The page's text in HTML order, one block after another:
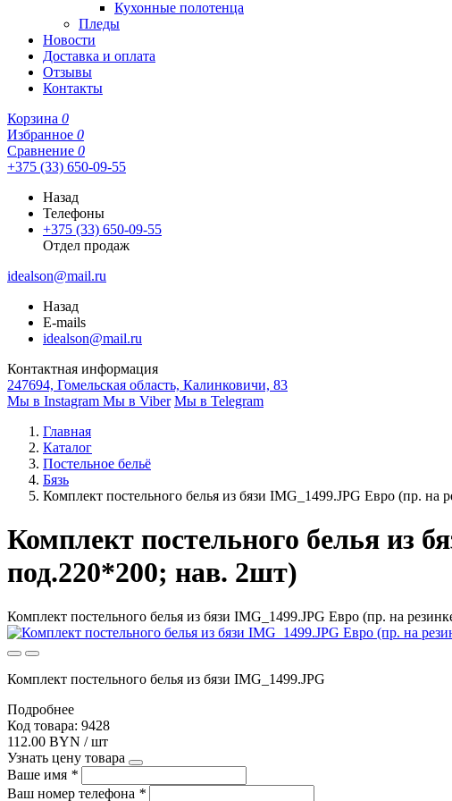
Кухонные полотенца
Пледы
Новости
Доставка и оплата
Отзывы
Контакты
Корзина 0
Избранное 0
Сравнение 0
+375 (33) 650-09-55
Назад
Телефоны
+375 (33) 650-09-55
Отдел продаж
idealson@mail.ru
Назад
E-mails
idealson@mail.ru
Контактная информация
247694, Гомельская область, Калинковичи, 83
Мы в Instagram Мы в Viber Мы в Telegram
Главная
Каталог
Постельное бельё
Бязь
Комплект постельного белья из бязи IMG_1499.JPG Евро (пр.
Комплект постельного белья из
под.220*200; нав. 2шт)
Комплект постельного белья из бязи IMG_1499.JPG Евро (пр. на
Комплект постельного белья из бязи IMG_1499.JPG
Подробнее
Код товара: 9428
112.00 BYN / шт
Узнать цену товара
Ваше имя *
Ваш номер телефона *